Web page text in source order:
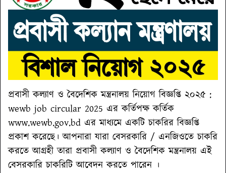
প্রবাসী কল্যাণ ও বৈদেশিক মন্ত্রনালয় নিয়োগ বিজ্ঞপ্তি ২০২৫ :
wewb job circular 2025 এর কর্তিপক্ষ কর্তিক
www.wewb.gov.bd এর মাধ্যমে একটি চাকরির বিজ্ঞপ্তি
প্রকাশ করেছে। আপনারা যারা বেসরকারি / এনজিওতে চাকরি
করতে আগ্রহী তারা প্রবাসী কল্যাণ ও বৈদেশিক মন্ত্রনালয় এই
বেসরকারি চাকরিটি আবেদন করতে পারেন ।